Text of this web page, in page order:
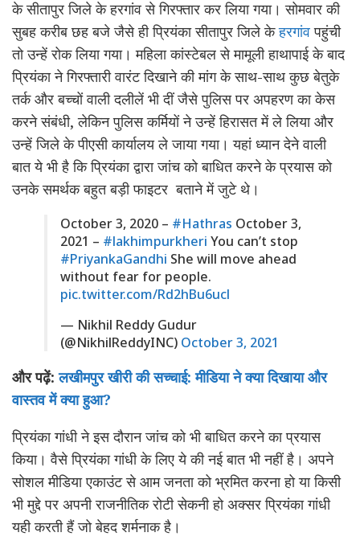
के सीतापुर जिले के हरगांव से गिरफ्तार कर लिया गया। सोमवार की
सुबह करीब छह बजे जैसे ही प्रियंका सीतापुर जिले केहरगांवपहुंची
तो उन्हें रोक लिया गया। महिला कांस्टेबल से मामूली हाथापाई के बाद
प्रियंका ने गिरफ्तारी वारंट दिखाने की मांग के साथ-साथ कुछ बेतुके
तर्क और बच्चों वाली दलीलें भी दीं जैसे पुलिस पर अपहरण का केस
करने संबंधी, लेकिन पुलिस कर्मियों ने उन्हें हिरासत में ले लिया और
उन्हें जिले के पीएसी कार्यालय ले जाया गया। यहां ध्यान देने वाली
बात ये भी है कि प्रियंका द्वारा जांच को बाधित करने के प्रयास को
उनके समर्थक बहुत बड़ी फाइटर बताने में जुटे थे।
October 3, 2020 – #Hathras October 3,
2021 – #lakhimpurkheri You can’t stop
#PriyankaGandhi She will move ahead
without fear for people.
pic.twitter.com/Rd2hBu6ucl
— Nikhil Reddy Gudur
(@NikhilReddyINC) October 3, 2021
और पढ़ें:लखीमपुर खीरी की सच्चाई: मीडिया ने क्या दिखाया और
वास्तव में क्या हुआ?
प्रियंका गांधी ने इस दौरान जांच को भी बाधित करने का प्रयास
किया। वैसे प्रियंका गांधी के लिए ये की नई बात भी नहीं है। अपने
सोशल मीडिया एकाउंट से आम जनता को भ्रमित करना हो या किसी
भी मुद्दे पर अपनी राजनीतिक रोटी सेकनी हो अक्सर प्रियंका गांधी
यही करती हैं जो बेहद शर्मनाक है।